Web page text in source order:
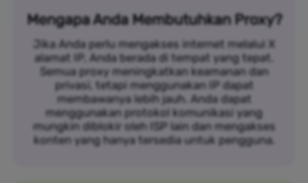
Mengapa Anda Membutuhkan Proxy?
Jika Anda perlu mengakses internet melalui X
alamat IP, Anda berada di tempat yang tepat.
Semua proxy meningkatkan keamanan dan
privasi, tetapi menggunakan IP dapat
membawanya lebih jauh. Anda dapat
menggunakan protokol komunikasi yang
mungkin diblokir oleh ISP lain dan mengakses
konten yang hanya tersedia untuk pengguna.